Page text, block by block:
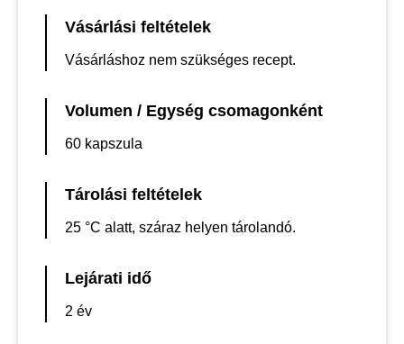
Vásárlási feltételek
Vásárláshoz nem szükséges recept.
Volumen / Egység csomagonként
60 kapszula
Tárolási feltételek
25 °C alatt, száraz helyen tárolandó.
Lejárati idő
2 év